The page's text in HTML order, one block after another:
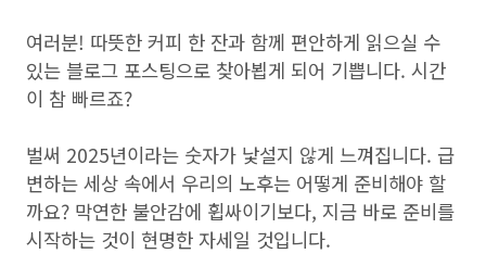
여러분! 따뜻한 커피 한 잔과 함께 편안하게 읽으실 수
있는 블로그 포스팅으로 찾아뵙게 되어 기쁩니다. 시간
이 참 빠르죠?
벌써 2025년이라는 숫자가 낯설지 않게 느껴집니다. 급
변하는 세상 속에서 우리의 노후는 어떻게 준비해야 할
까요? 막연한 불안감에 휩싸이기보다, 지금 바로 준비를
시작하는 것이 현명한 자세일 것입니다.